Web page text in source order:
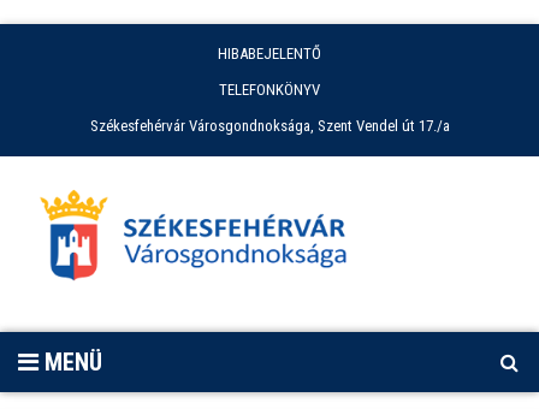
HIBABEJELENTŐ
TELEFONKÖNYV
Székesfehérvár Városgondnoksága, Szent Vendel út 17./a
MENÜ